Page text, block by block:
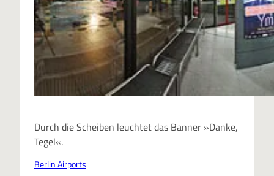
Durch die Scheiben leuchtet das Banner »Danke,
Tegel«.
Berlin Airports